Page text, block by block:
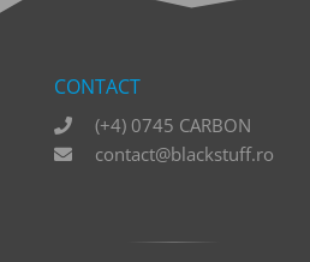
CONTACT
(+4) 0745 CARBON
contact@blackstuff.ro